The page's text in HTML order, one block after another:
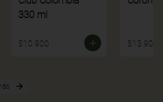
330 ml
$10.900 $13.900